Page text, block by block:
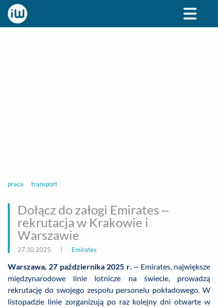
praca transport
Dołącz do załogi Emirates –
rekrutacja w Krakowie i
Warszawie
27.10.2025 Emirates
Warszawa, 27 października 2025 r.– Emirates, największe
międzynarodowe linie lotnicze na świecie, prowadzą
rekrutację do swojego zespołu personelu pokładowego. W
listopadzie linie zorganizują po raz kolejny dni otwarte w